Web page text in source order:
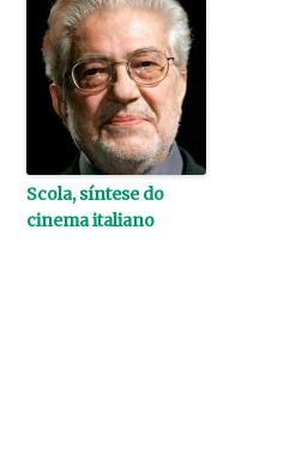
Scola, síntese do
cinema italiano